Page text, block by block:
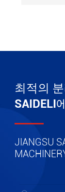
최적의 분
SAIDELI
JIANGSU